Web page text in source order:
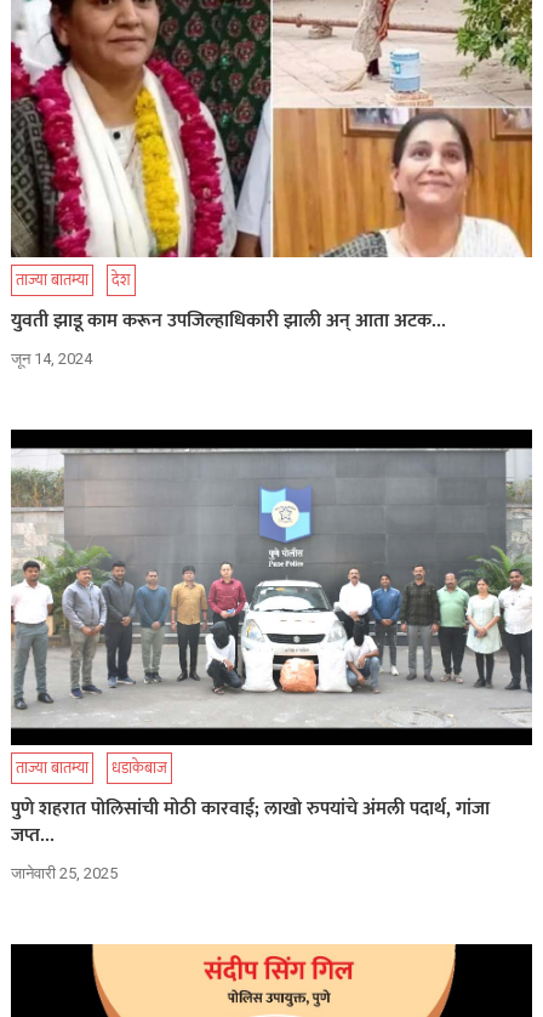
ताज्या बातम्या देश
युवती झाडू काम करून उपजिल्हाधिकारी झाली अन् आता अटक…
जून 14, 2024
ताज्या बातम्या धडाकेबाज
पुणे शहरात पोलिसांची मोठी कारवाई; लाखो रुपयांचे अंमली पदार्थ, गांजा
जप्त…
जानेवारी 25, 2025